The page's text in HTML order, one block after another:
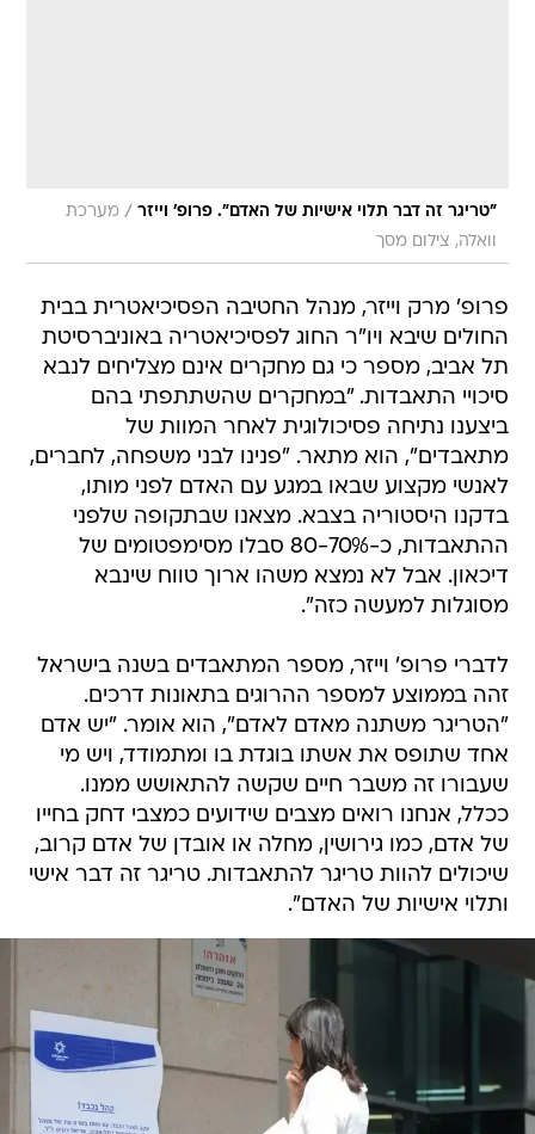
"טריגר זה דבר תלוי אישיות של האדם". פרופ' וייזר / מערכת
וואלה, צילום מסך
פרופ' מרק וייזר, מנהל החטיבה הפסיכיאטרית בבית
החולים שיבא ויו"ר החוג לפסיכיאטריה באוניברסיטת
תל אביב, מספר כי גם מחקרים אינם מצליחים לנבא
סיכויי התאבדות. "במחקרים שהשתתפתי בהם
ביצענו נתיחה פסיכולוגית לאחר המוות של
מתאבדים", הוא מתאר. "פנינו לבני משפחה, לחברים,
לאנשי מקצוע שבאו במגע עם האדם לפני מותו,
בדקנו היסטוריה בצבא. מצאנו שבתקופה שלפני
ההתאבדות, כ-80-70% סבלו מסימפטומים של
דיכאון. אבל לא נמצא משהו ארוך טווח שינבא
מסוגלות למעשה כזה".
לדברי פרופ' וייזר, מספר המתאבדים בשנה בישראל
זהה בממוצע למספר ההרוגים בתאונות דרכים.
"הטריגר משתנה מאדם לאדם", הוא אומר. "יש אדם
אחד שתופס את אשתו בוגדת בו ומתמודד, ויש מי
שעבורו זה משבר חיים שקשה להתאושש ממנו.
ככלל, אנחנו רואים מצבים שידועים כמצבי דחק בחייו
של אדם, כמו גירושין, מחלה או אובדן של אדם קרוב,
שיכולים להוות טריגר להתאבדות. טריגר זה דבר אישי
ותלוי אישיות של האדם".